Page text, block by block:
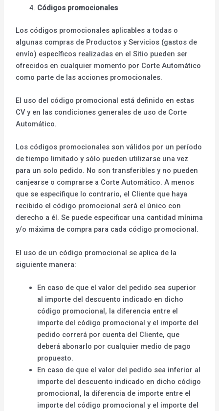
Códigos promocionales
Los códigos promocionales aplicables a todas o
algunas compras de Productos y Servicios (gastos de
envío) específicos realizadas en el Sitio pueden ser
ofrecidos en cualquier momento por Corte Automático
como parte de las acciones promocionales.
El uso del código promocional está definido en estas
CV y en las condiciones generales de uso de Corte
Automático.
Los códigos promocionales son válidos por un período
de tiempo limitado y sólo pueden utilizarse una vez
para un solo pedido. No son transferibles y no pueden
canjearse o comprarse a Corte Automático. A menos
que se especifique lo contrario, el Cliente que haya
recibido el código promocional será el único con
derecho a él. Se puede especificar una cantidad mínima
y/o máxima de compra para cada código promocional.
El uso de un código promocional se aplica de la
siguiente manera:
En caso de que el valor del pedido sea superior
al importe del descuento indicado en dicho
código promocional, la diferencia entre el
importe del código promocional y el importe del
pedido correrá por cuenta del Cliente, que
deberá abonarlo por cualquier medio de pago
propuesto.
En caso de que el valor del pedido sea inferior al
importe del descuento indicado en dicho código
promocional, la diferencia de importe entre el
importe del código promocional y el importe del